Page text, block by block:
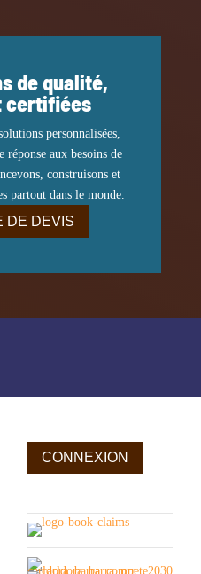
de qualité,
certifiées
personnalisées,
réponse aux besoins de
construisons et
partout dans le monde.
DE DEVIS
CONNEXION